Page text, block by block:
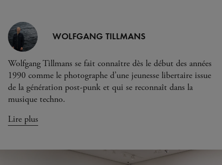
WOLFGANG TILLMANS
Wolfgang Tillmans se fait connaître dès le début des années
1990 comme le photographe d’une jeunesse libertaire issue
de la génération post-punk et qui se reconnaît dans la
musique techno.
Lire plus